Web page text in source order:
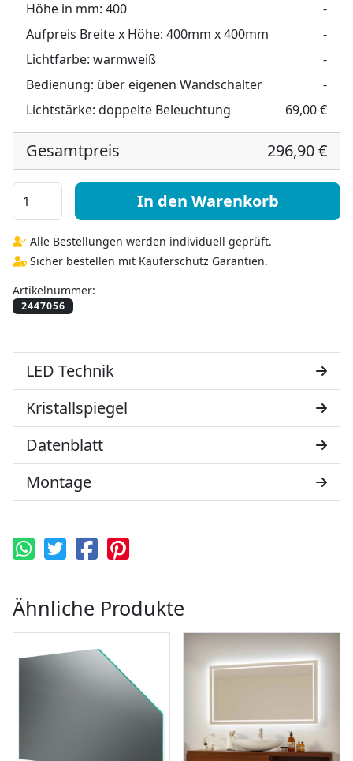
Höhe in mm: 400
-
Aufpreis Breite x Höhe: 400mm x 400mm
-
Lichtfarbe: warmweiß
-
Bedienung: über eigenen Wandschalter
-
Lichtstärke: doppelte Beleuchtung 69,00 €
Gesamtpreis 296,90 €
LED Spiegel für Dachschräge mit Schwan - Svania Menge
In den Warenkorb
Alle Bestellungen werden individuell geprüft.
Sicher bestellen mit Käuferschutz Garantien.
Artikelnummer:
LED Technik
Kristallspiegel
Datenblatt
Montage
Ähnliche Produkte